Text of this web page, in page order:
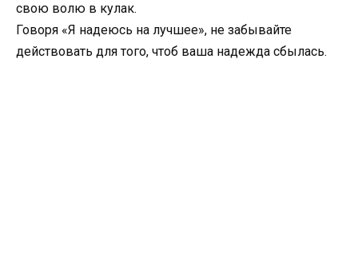
свою волю в кулак.
Говоря «Я надеюсь на лучшее», не забывайте
действовать для того, чтоб ваша надежда сбылась.